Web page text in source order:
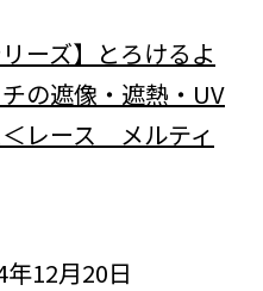
ーズ】とろけるよ
の遮像・遮熱・UV
レース メルティ
12月20日